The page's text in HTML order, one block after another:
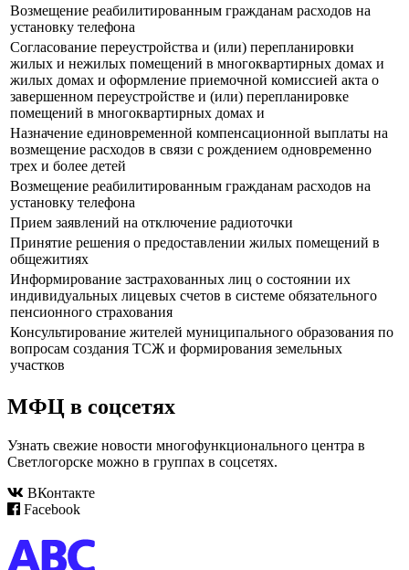
Возмещение реабилитированным гражданам расходов на
установку телефона
Согласование переустройства и (или) перепланировки
жилых и нежилых помещений в многоквартирных домах и
жилых домах и оформление приемочной комиссией акта о
завершенном переустройстве и (или) перепланировке
помещений в многоквартирных домах и
Назначение единовременной компенсационной выплаты на
возмещение расходов в связи с рождением одновременно
трех и более детей
Возмещение реабилитированным гражданам расходов на
установку телефона
Прием заявлений на отключение радиоточки
Принятие решения о предоставлении жилых помещений в
общежитиях
Информирование застрахованных лиц о состоянии их
индивидуальных лицевых счетов в системе обязательного
пенсионного страхования
Консультирование жителей муниципального образования по
вопросам создания ТСЖ и формирования земельных
участков
МФЦ в соцсетях
Узнать свежие новости многофункционального центра в
Светлогорске можно в группах в соцсетях.
ВКонтакте
Facebook